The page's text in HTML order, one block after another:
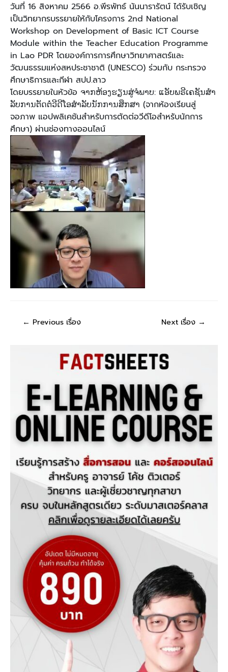
วันที่ 16 สิงหาคม 2566 อ.พีรพัทธ์ นันนารารัตน์ ได้รับเชิญ
เป็นวิทยากรบรรยายให้กับโครงการ 2nd National
Workshop on Development of Basic ICT Course
Module within the Teacher Education Programme
in Lao PDR โดยองค์การการศึกษาวิทยาศาสตร์และ
วัฒนธรรมแห่งสหประชาชาติ (UNESCO) ร่วมกับ กระทรวง
ศึกษาธิการและกีฬา สปป.ลาว
โดยบรรยายในหัวข้อ ຈາກຫ້ອງຮຽນສູ່ຈໍພາບ: ແອັບພຣີເຄຊັນສໍາ
ລັບການຕັດຕໍ່ວີດີໂອສຳລັບນັກການສຶກສາ (จากห้องเรียนสู่
จอภาพ แอปพลิเคชันสำหรับการตัดต่อวีดีโอสำหรับนักการ
ศึกษา) ผ่านช่องทางออนไลน์
← Previous เรื่อง Next เรื่อง →